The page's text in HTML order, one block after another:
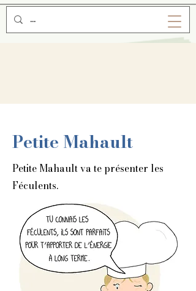
Petite Mahault
Petite Mahault va te présenter les
Féculents.